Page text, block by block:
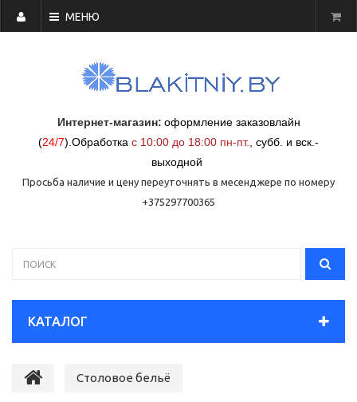
МЕНЮ
Интернет-магазин: оформление заказовлайн
(24/7) Обработка с 10:00 до 18:00 пн-пт. субб. и вск.-
выходной
Просьба наличие и цену переуточнять в месенджере по номеру
+375297700365
КАТАЛОГ
Столовое бельё